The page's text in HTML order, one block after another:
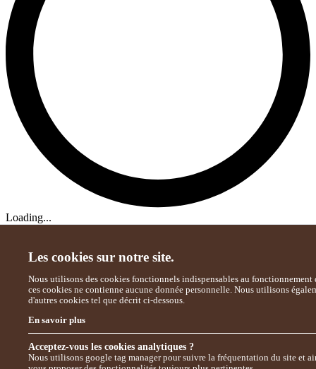
Les cookies sur notre site.
Nous utilisons des cookies fonctionnels indispensables au fonctionnement
ces cookies ne contienne aucune donnée personnelle. Nous utilisons
d'autres cookies tel que décrit ci-dessous.
En savoir plus
Acceptez-vous les cookies analytiques ?
Nous utilisons google tag manager pour suivre la fréquentation du site et
Loading...